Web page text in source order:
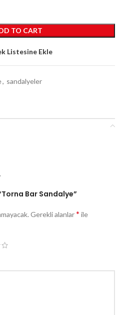
TO CART
Listesine Ekle
, sandalyeler
Bar Sandalye”
Gerekli alanlar* ile